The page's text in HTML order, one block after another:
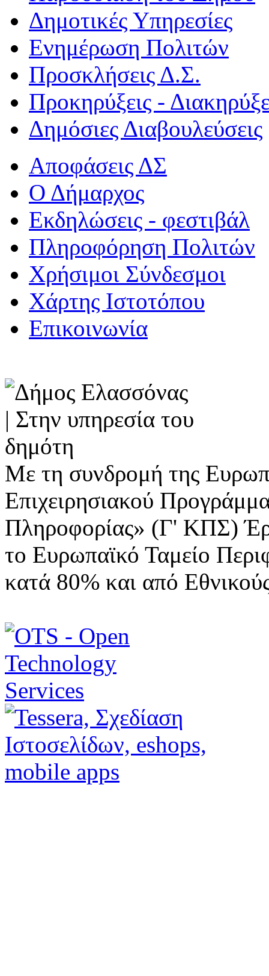
Δημοτικές Υπηρεσίες
Ενημέρωση Πολιτών
Προσκλήσεις Δ.Σ.
Προκηρύξεις -
Δημόσιες Διαβουλεύσεις
Αποφάσεις ΔΣ
Ο Δήμαρχος
Εκδηλώσεις - φεστιβάλ
Πληροφόρηση Πολιτών
Χρήσιμοι Σύνδεσμοι
Χάρτης Ιστοτόπου
Επικοινωνία
Με τη συνδρομή της
Επιχειρησιακού
Πληροφορίας» (Γ' ΚΠΣ)
το Ευρωπαϊκό Ταμείο
κατά 80% και από